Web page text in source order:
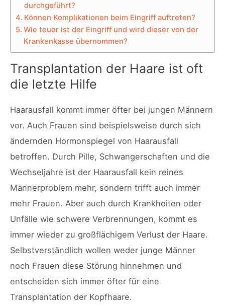
durchgeführt?
Können Komplikationen beim Eingriff auftreten?
Wie teuer ist der Eingriff und wird dieser von der
Krankenkasse übernommen?
Transplantation der Haare ist oft
die letzte Hilfe
Haarausfall kommt immer öfter bei jungen Männern
vor. Auch Frauen sind beispielsweise durch sich
ändernden Hormonspiegel von Haarausfall
betroffen. Durch Pille, Schwangerschaften und die
Wechseljahre ist der Haarausfall kein reines
Männerproblem mehr, sondern trifft auch immer
mehr Frauen. Aber auch durch Krankheiten oder
Unfälle wie schwere Verbrennungen, kommt es
immer wieder zu großflächigem Verlust der Haare.
Selbstverständlich wollen weder junge Männer
noch Frauen diese Störung hinnehmen und
entscheiden sich immer öfter für eine
Transplantation der Kopfhaare.